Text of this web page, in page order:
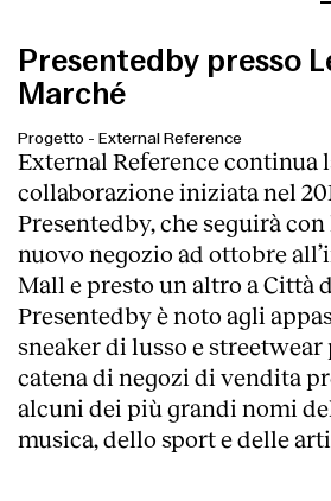
Presentedby presso
Marché
Progetto - External Reference
External Reference continua
collaborazione iniziata nel
Presentedby, che seguirà
nuovo negozio ad ottobre
Mall e presto un altro a Città
Presentedby è noto agli
sneaker di lusso e streetwear
catena di negozi di vendita
alcuni dei più grandi nomi
musica, dello sport e delle